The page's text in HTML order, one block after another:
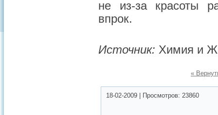
не из-за красоты
впрок.
Источник: Химия и
«
18-02-2009 Просмотров: 23860